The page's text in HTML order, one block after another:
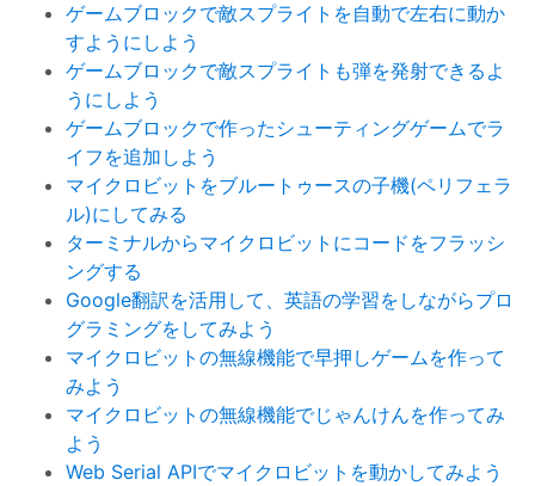
ゲームブロックで敵スプライトを自動で左右に動か
すようにしよう
ゲームブロックで敵スプライトも弾を発射できるよ
うにしよう
ゲームブロックで作ったシューティングゲームでラ
イフを追加しよう
マイクロビットをブルートゥースの子機(ペリフェラ
ル)にしてみる
ターミナルからマイクロビットにコードをフラッシ
ングする
Google翻訳を活用して、英語の学習をしながらプロ
グラミングをしてみよう
マイクロビットの無線機能で早押しゲームを作って
みよう
マイクロビットの無線機能でじゃんけんを作ってみ
よう
Web Serial APIでマイクロビットを動かしてみよう